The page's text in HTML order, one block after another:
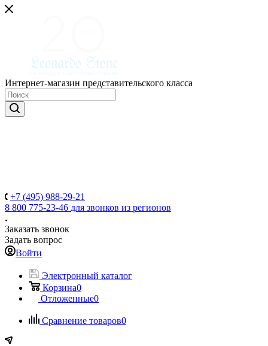
Интернет-магазин представительского класса
+7 (495) 988-29-21
8 800 775-23-46 для звонков из регионов
Заказать звонок
Задать вопрос
Войти
Электронный каталог
Корзина0
Отложенные0
Сравнение товаров0